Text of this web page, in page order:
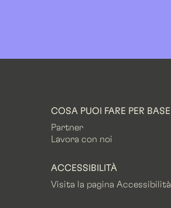
COSA PUOI FARE PER BASE
Partner
Lavora con noi
ACCESSIBILITÀ
Visita la pagina Accessibilità